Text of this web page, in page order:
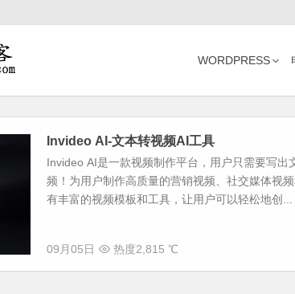
WORDPRESS
Invideo AI-文本转视频AI工具
Invideo AI是一款视频制作平台，用户只需要写出
频！为用户制作高质量的营销视频、社交媒体视
有丰富的视频模板和工具，让用户可以轻松地创...
09月05日 热度2,815 ℃